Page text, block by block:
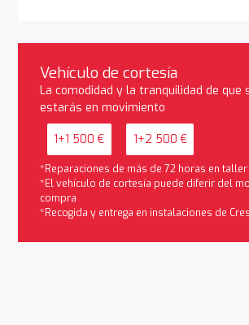
Vehículo de cortesía
La comodidad y la tranquilidad de que
estarás en movimiento
1+1 500 € 1+2 500 €
*Reparaciones de más de 72 horas en taller
*El vehículo de cortesía puede diferir del
compra
*Recogida y entrega en instalaciones de